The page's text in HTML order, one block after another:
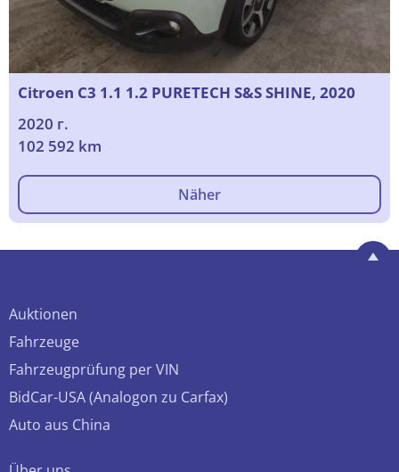
Citroen C3 1.1 1.2 PURETECH S&S SHINE, 2020
2020 г.
102 592 km
Näher
Auktionen
Fahrzeuge
Fahrzeugprüfung per VIN
BidCar-USA (Analogon zu Carfax)
Auto aus China